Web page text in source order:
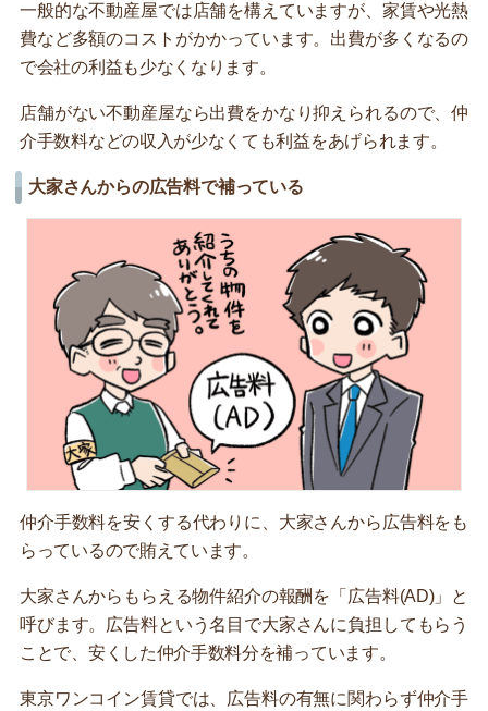
一般的な不動産屋では店舗を構えていますが、家賃や光熱
費など多額のコストがかかっています。出費が多くなるの
で会社の利益も少なくなります。
店舗がない不動産屋なら出費をかなり抑えられるので、仲
介手数料などの収入が少なくても利益をあげられます。
大家さんからの広告料で補っている
仲介手数料を安くする代わりに、大家さんから広告料をも
らっているので賄えています。
大家さんからもらえる物件紹介の報酬を「広告料(AD)」と
呼びます。広告料という名目で大家さんに負担してもらう
ことで、安くした仲介手数料分を補っています。
東京ワンコイン賃貸では、広告料の有無に関わらず仲介手